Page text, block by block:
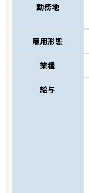
勤務地
雇用形態
業種
給与